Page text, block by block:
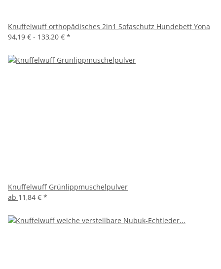
Knuffelwuff orthopädisches 2in1 Sofaschutz Hundebett Yona
94,19 € - 133,20 € *
Knuffelwuff Grünlippmuschelpulver
ab 11,84 € *